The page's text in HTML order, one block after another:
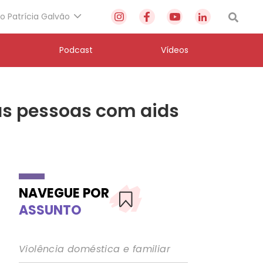
Patrícia Galvão
Podcast Vídeos
pessoas com aids
NAVEGUE POR
ASSUNTO
Violência doméstica e familiar